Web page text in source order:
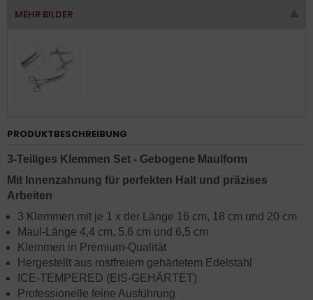
MEHR BILDER
PRODUKTBESCHREIBUNG
3-Teiliges Klemmen Set - Gebogene Maulform
Mit Innenzahnung für perfekten Halt und präzises
Arbeiten
3 Klemmen mit je 1 x der Länge 16 cm, 18 cm und 20 cm
Maul-Länge 4,4 cm, 5,6 cm und 6,5 cm
Klemmen in Premium-Qualität
Hergestellt aus rostfreiem gehärtetem Edelstahl
ICE-TEMPERED (EIS-GEHÄRTET)
Professionelle feine Ausführung